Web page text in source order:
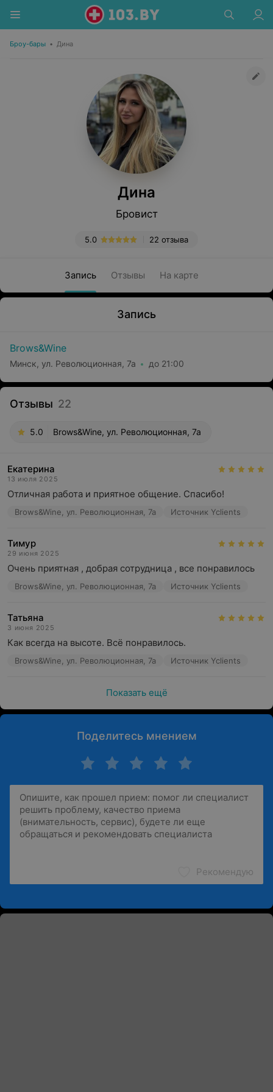
Броу-бары • Дина
Дина
Бровист
22 отзыва
5.0
Запись Отзывы На карте
Запись
Brows&Wine
Минск, ул. Революционная, 7а до 21:00
Отзывы 22
5.0 Brows&Wine, ул. Революционная, 7а
Екатерина
13 июля 2025
Отличная работа и приятное общение. Спасибо!
Brows&Wine, ул. Революционная, 7а Источник Yclients
Тимур
29 июня 2025
Очень приятная , добрая сотрудница , все понравилось
Brows&Wine, ул. Революционная, 7а Источник Yclients
Татьяна
3 июня 2025
Как всегда на высоте. Всё понравилось.
Brows&Wine, ул. Революционная, 7а Источник Yclients
Показать ещё
Поделитесь мнением
Рекомендую